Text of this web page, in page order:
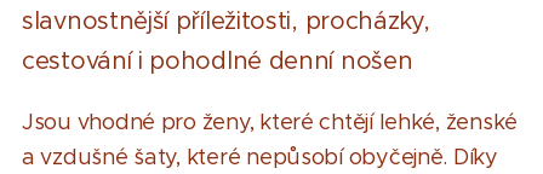
slavnostnější příležitosti, procházky,
cestování i pohodlné denní nošen
Jsou vhodné pro ženy, které chtějí lehké, ženské
a vzdušné šaty, které nepůsobí obyčejně. Díky